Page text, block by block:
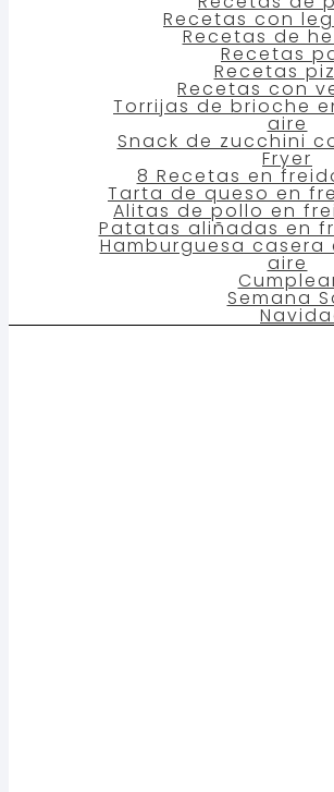
Recetas con
Recetas de
Recetas
Recetas
Recetas con
Torrijas de brioche
aire
Snack de zucchini
Fryer
8 Recetas en
Tarta de queso en
Alitas de pollo en
Patatas aliñadas en
Hamburguesa
aire
Semana